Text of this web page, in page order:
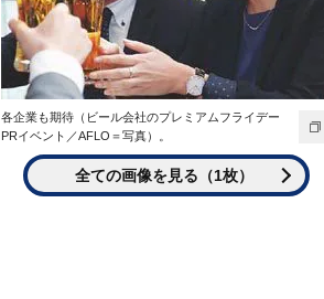
各企業も期待（ビール会社のプレミアムフライデー
PRイベント／AFLO＝写真）。
全ての画像を見る（1枚）